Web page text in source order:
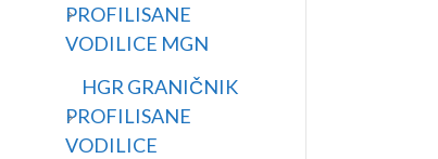
PROFILISANE
VODILICE MGN
HGR GRANIČNIK
PROFILISANE
VODILICE